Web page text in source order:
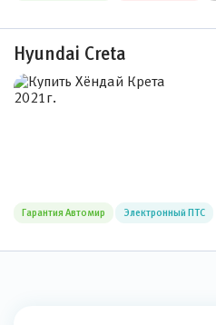
Hyundai Creta
Гарантия Автомир Электронный ПТС